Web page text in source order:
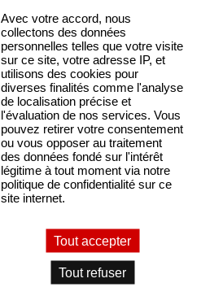
SÉRIE
série Le Roman de Marceau Miller
Avec votre accord, nous
collectons des données
personnelles telles que votre visite
sur ce site, votre adresse IP, et
utilisons des cookies pour
diverses finalités comme l'analyse
de localisation précise et
l'évaluation de nos services. Vous
pouvez retirer votre consentement
ou vous opposer au traitement
des données fondé sur l'intérêt
légitime à tout moment via notre
politique de confidentialité sur ce
site internet.
Tout accepter
Tout refuser